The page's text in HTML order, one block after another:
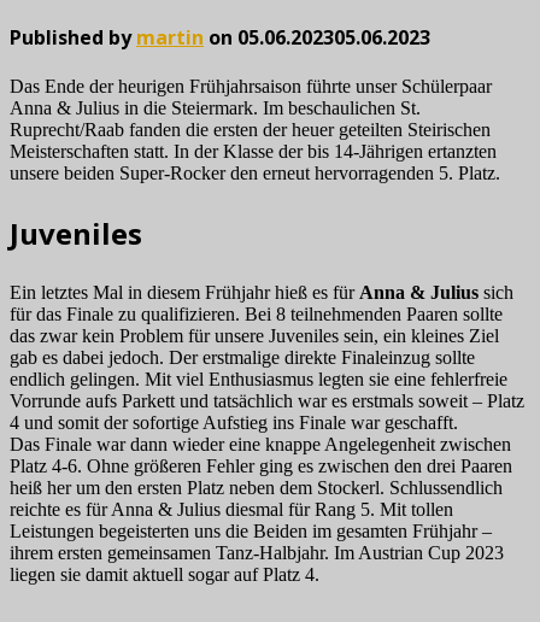
Published bymartin on 05.06.202305.06.2023
Das Ende der heurigen Frühjahrsaison führte unser Schülerpaar
Anna & Julius in die Steiermark. Im beschaulichen St.
Ruprecht/Raab fanden die ersten der heuer geteilten Steirischen
Meisterschaften statt. In der Klasse der bis 14-Jährigen ertanzten
unsere beiden Super-Rocker den erneut hervorragenden 5. Platz.
Juveniles
Ein letztes Mal in diesem Frühjahr hieß es für Anna & Julius sich
für das Finale zu qualifizieren. Bei 8 teilnehmenden Paaren sollte
das zwar kein Problem für unsere Juveniles sein, ein kleines Ziel
gab es dabei jedoch. Der erstmalige direkte Finaleinzug sollte
endlich gelingen. Mit viel Enthusiasmus legten sie eine fehlerfreie
Vorrunde aufs Parkett und tatsächlich war es erstmals soweit – Platz
4 und somit der sofortige Aufstieg ins Finale war geschafft.
Das Finale war dann wieder eine knappe Angelegenheit zwischen
Platz 4-6. Ohne größeren Fehler ging es zwischen den drei Paaren
heiß her um den ersten Platz neben dem Stockerl. Schlussendlich
reichte es für Anna & Julius diesmal für Rang 5. Mit tollen
Leistungen begeisterten uns die Beiden im gesamten Frühjahr –
ihrem ersten gemeinsamen Tanz-Halbjahr. Im Austrian Cup 2023
liegen sie damit aktuell sogar auf Platz 4.